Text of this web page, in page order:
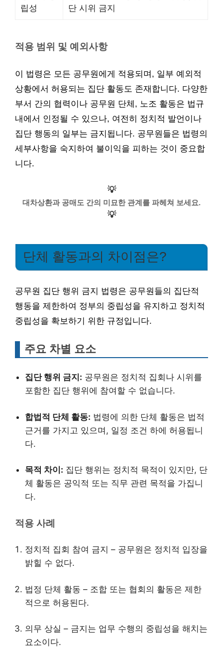
립성
단 시위 금지
적용 범위 및 예외사항
이 법령은 모든 공무원에게 적용되며, 일부 예외적
상황에서 허용되는 집단 활동도 존재합니다. 다양한
부서 간의 협력이나 공무원 단체, 노조 활동은 법규
내에서 인정될 수 있으나, 여전히 정치적 발언이나
집단 행동의 일부는 금지됩니다. 공무원들은 법령의
세부사항을 숙지하여 불이익을 피하는 것이 중요합
니다.
💡
대차상환과 공매도 간의 미묘한 관계를 파헤쳐 보세요.
💡
단체 활동과의 차이점은?
공무원 집단 행위 금지 법령은 공무원들의 집단적
행동을 제한하여 정부의 중립성을 유지하고 정치적
중립성을 확보하기 위한 규정입니다.
주요 차별 요소
집단 행위 금지: 공무원은 정치적 집회나 시위를
포함한 집단 행위에 참여할 수 없습니다.
합법적 단체 활동: 법령에 의한 단체 활동은 법적
근거를 가지고 있으며, 일정 조건 하에 허용됩니
다.
목적 차이: 집단 행위는 정치적 목적이 있지만, 단
체 활동은 공익적 또는 직무 관련 목적을 가집니
다.
적용 사례
정치적 집회 참여 금지 – 공무원은 정치적 입장을
밝힐 수 없다.
법정 단체 활동 – 조합 또는 협회의 활동은 제한
적으로 허용된다.
의무 상실 – 금지는 업무 수행의 중립성을 해치는
요소이다.